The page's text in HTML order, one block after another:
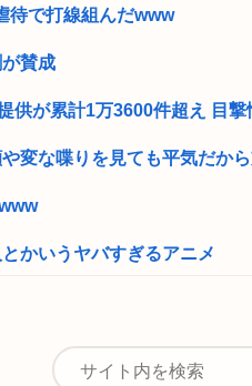
待で打線組んだwww
賛成
供が累計1万3600件超え 目撃
変な喋りを見ても平気だか
かいうヤバすぎるアニメ
、新党結成巡る”ブチギレ”投